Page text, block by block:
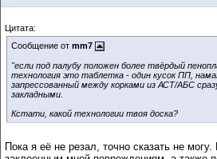
Цитата:
Сообщение от mm7
"если под палубу положен более твёрдый
технология это таблетка - один кусок ПП,
запрессованный между корками из АСТ/АБС
закладными.
Кстати, какой технологии твоя доска?
Пока я её не резал, точно сказать не